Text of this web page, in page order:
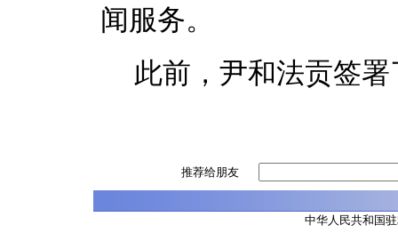
闻服务。
此前，尹和法贡签
推荐给朋友
中华人民共和国